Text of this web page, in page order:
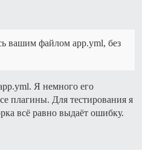
вашим файлом app.yml, без
Я немного его
плагины. Для тестирования я
всё равно выдаёт ошибку.